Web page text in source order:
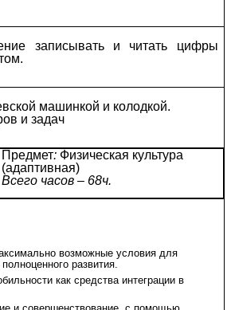
записывать и читать цифры
машинкой и колодкой.
и задач
Предмет: Физическая культура
(адаптивная)
Всего часов – 68ч.
возможные условия для
развития.
как средства интеграции в